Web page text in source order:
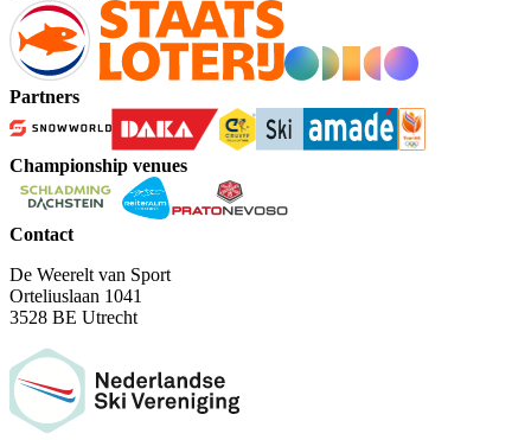
Partners
Championship venues
Contact
De Weerelt van Sport
Orteliuslaan 1041
3528 BE Utrecht